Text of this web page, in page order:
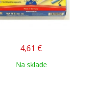
4,61 €
Na sklade